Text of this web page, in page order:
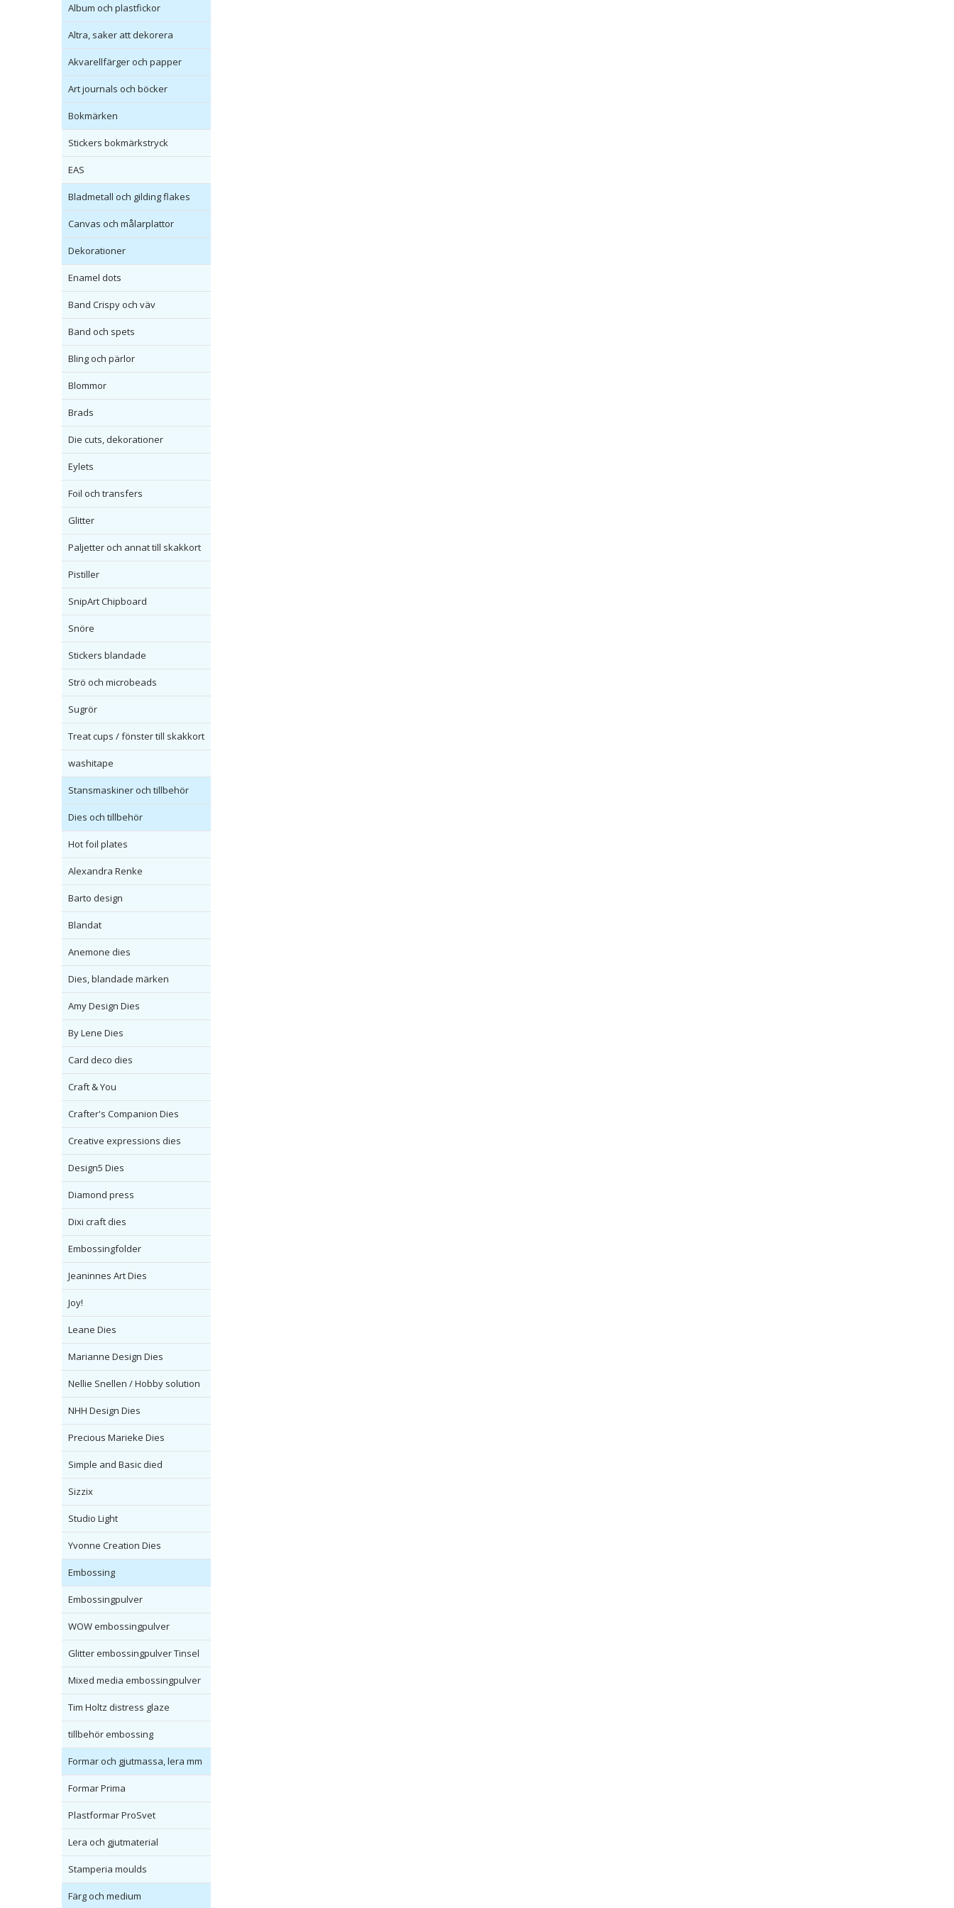
Album och plastfickor
Altra, saker att dekorera
Akvarellfärger och papper
Art journals och böcker
Bokmärken
Stickers bokmärkstryck
EAS
Bladmetall och gilding flakes
Canvas och målarplattor
Dekorationer
Enamel dots
Band Crispy och väv
Band och spets
Bling och pärlor
Blommor
Brads
Die cuts, dekorationer
Eylets
Foil och transfers
Glitter
Paljetter och annat till skakkort
Pistiller
SnipArt Chipboard
Snöre
Stickers blandade
Strö och microbeads
Sugrör
Treat cups / fönster till skakkort
washitape
Stansmaskiner och tillbehör
Dies och tillbehör
Hot foil plates
Alexandra Renke
Barto design
Blandat
Anemone dies
Dies, blandade märken
Amy Design Dies
By Lene Dies
Card deco dies
Craft & You
Crafter's Companion Dies
Creative expressions dies
Design5 Dies
Diamond press
Dixi craft dies
Embossingfolder
Jeaninnes Art Dies
Joy!
Leane Dies
Marianne Design Dies
Nellie Snellen / Hobby solution
NHH Design Dies
Precious Marieke Dies
Simple and Basic died
Sizzix
Studio Light
Yvonne Creation Dies
Embossing
Embossingpulver
WOW embossingpulver
Glitter embossingpulver Tinsel
Mixed media embossingpulver
Tim Holtz distress glaze
tillbehör embossing
Formar och gjutmassa, lera mm
Formar Prima
Plastformar ProSvet
Lera och gjutmaterial
Stamperia moulds
Färg och medium